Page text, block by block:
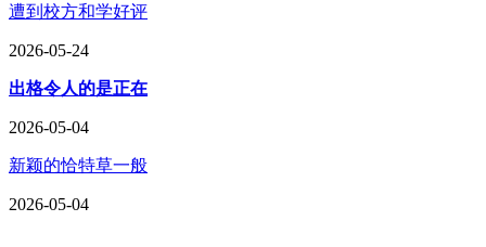
遭到校方和学好评
2026-05-24
出格令人的是正在
2026-05-04
新颖的恰特草一般
2026-05-04